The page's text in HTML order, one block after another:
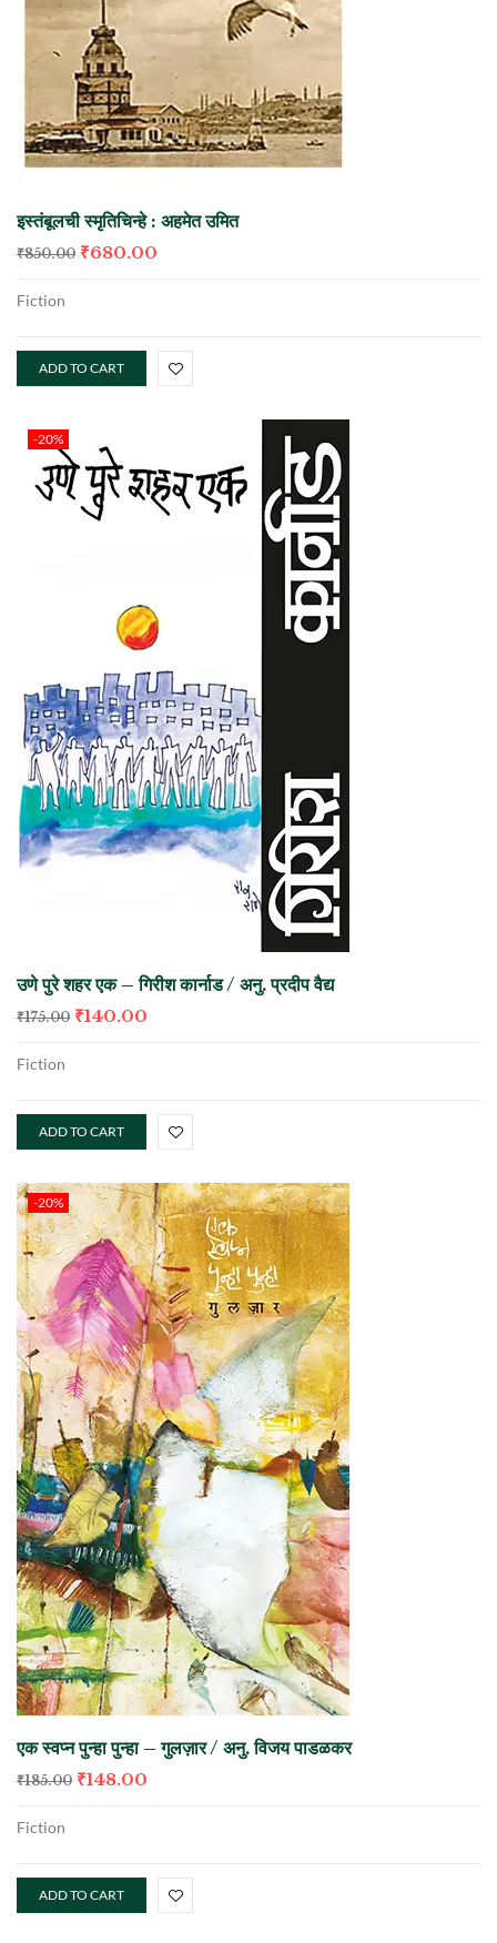
इस्तंबूलची स्मृतिचिन्हे : अहमेत उमित
₹850.00 ₹680.00
Fiction
ADD TO CART
-20%
उणे पुरे शहर एक – गिरीश कार्नाड / अनु. प्रदीप वैद्य
₹175.00 ₹140.00
Fiction
ADD TO CART
-20%
एक स्वप्न पुन्हा पुन्हा – गुलज़ार / अनु. विजय पाडळकर
₹185.00 ₹148.00
Fiction
ADD TO CART